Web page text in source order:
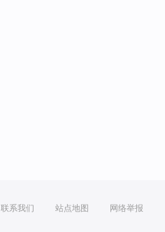
联系我们 站点地图 网络举报